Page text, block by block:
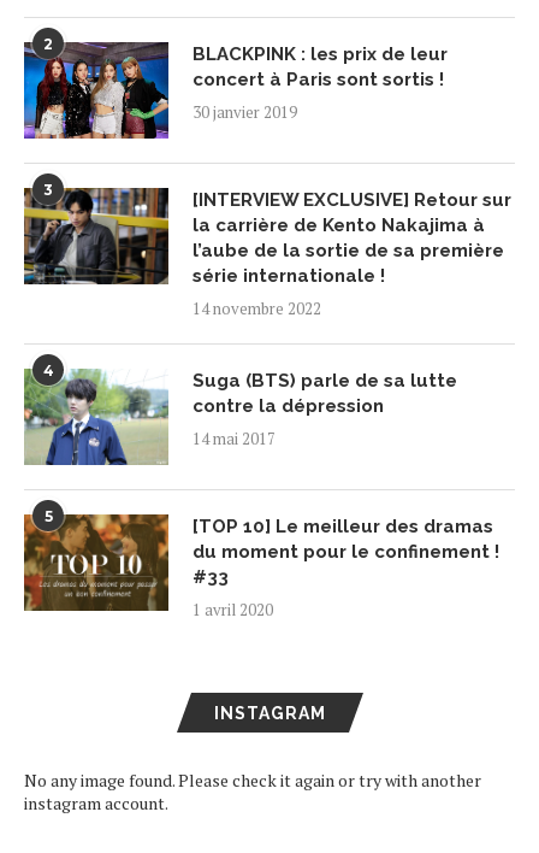
2
BLACKPINK : les prix de leur
concert à Paris sont sortis !
30 janvier 2019
3
[INTERVIEW EXCLUSIVE] Retour sur
la carrière de Kento Nakajima à
l’aube de la sortie de sa première
série internationale !
14 novembre 2022
4
Suga (BTS) parle de sa lutte
contre la dépression
14 mai 2017
5
[TOP 10] Le meilleur des dramas
du moment pour le confinement !
#33
1 avril 2020
INSTAGRAM
No any image found. Please check it again or try with another
instagram account.